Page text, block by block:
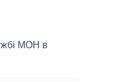
МОН в